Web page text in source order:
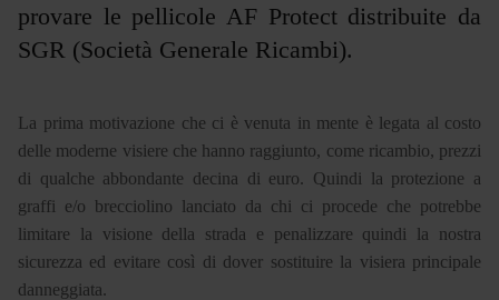
provare le pellicole AF Protect distribuite da
SGR (Società Generale Ricambi).
La prima motivazione che ci è venuta in mente è legata al costo
delle moderne visiere che hanno raggiunto, come ricambio, prezzi
di qualche abbondante decina di euro. Quindi la protezione a
graffi e/o brecciolino lanciato da chi ci procede che potrebbe
limitare la visione della strada e penalizzare quindi la nostra
sicurezza ed evitare così di dover sostituire la visiera principale
danneggiata.